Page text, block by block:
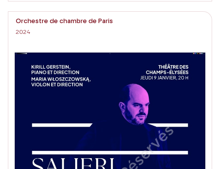
Orchestre de chambre de Paris
2024